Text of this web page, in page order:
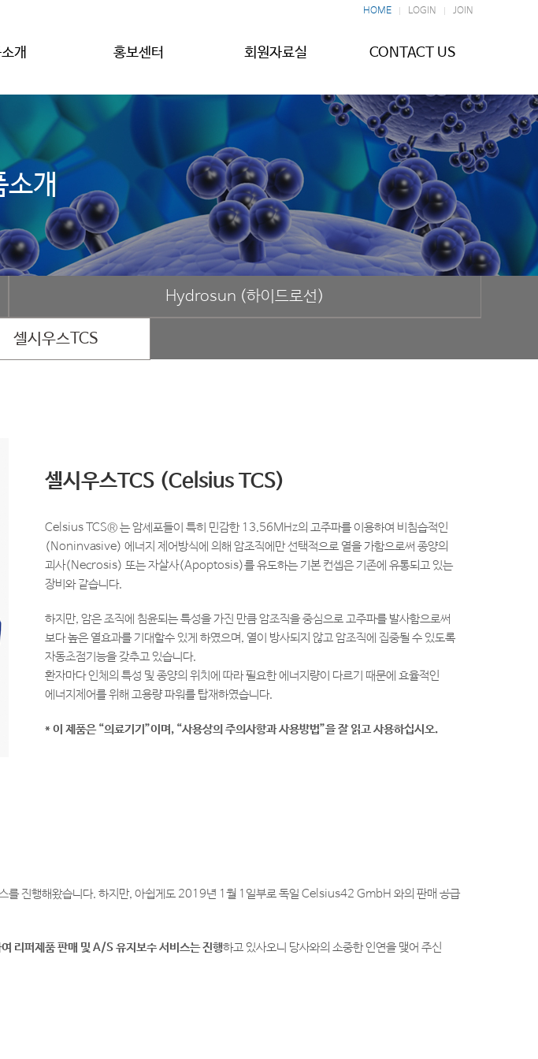
HOME LOGIN JOIN
개 홍보센터 회원자료실 CONTACT US
개
Hydrosun (하이드로선)
셀시우스TCS
셀시우스TCS (Celsius TCS)
Celsius TCS® 는 암세포들이 특히 민감한 13.56MHz의 고주파를 이용하여 비침습적인
(Noninvasive) 에너지 제어방식에 의해 암조직에만 선택적으로 열을 가함으로써 종양의
괴사(Necrosis) 또는 자살사(Apoptosis)를 유도하는 기본 컨셉은 기존에 유통되고 있는
장비와 같습니다.
하지만, 암은 조직에 침윤되는 특성을 가진 만큼 암조직을 중심으로 고주파를 발사함으로써
보다 높은 열효과를 기대할수 있게 하였으며, 열이 방사되지 않고 암조직에 집중될 수 있도록
자동초점기능을 갖추고 있습니다.
환자마다 인체의 특성 및 종양의 위치에 따라 필요한 에너지량이 다르기 때문에 효율적인
에너지제어를 위해 고용량 파워를 탑재하였습니다.
* 이 제품은 “의료기기”이며, “사용상의 주의사항과 사용방법”을 잘 읽고 사용하십시오.
진행해왔습니다. 하지만, 아쉽게도 2019년 1월 1일부로 독일 Celsius42 GmbH 와의 판매 공급
리퍼제품 판매 및 A/S 유지보수 서비스는 진행하고 있사오니 당사와의 소중한 인연을 맺어 주신